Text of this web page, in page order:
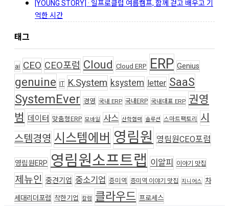
[YOUNG STORY] · 일프로클럽 여름캠프, 함께 걷고 배우고 기
억한 시간
태그
ai CEO CEO포럼 Cloud Cloud ERP ERP Genius
genuine IT K.System ksystem letter SaaS
SystemEver 경영 국내 ERP 국내ERP 국내대표 ERP 권영
범 데이터 맞춤형ERP 모바일 사스 산학협력 솔루션 스마트팩토리 시
스템경영 시스템에버영림원 영림원CEO포럼
영림원ERP 영림원소프트랩 이알피 이야기 맛집
제뉴인 중견기업 중소기업 증미역 증미역 이야기 맛집 지니어스 차
세대리더포럼 착한기업 칼럼 클라우드 프로세스